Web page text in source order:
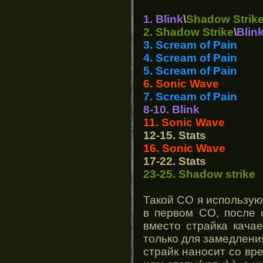
1. Blink\Shadow
2. Shadow Strike\
3. Scream of Pain
4. Scream of Pain
5. Scream of Pain
6. Sonic Wave
7. Scream of Pain
8-10. Blink
11. Sonic Wave
12-15. Stats
16. Sonic Wave
17-22. Stats
23-25. Shadow strike
Такой СО я
в первом СО, после
вместо страйка
только для
страйк наносит со